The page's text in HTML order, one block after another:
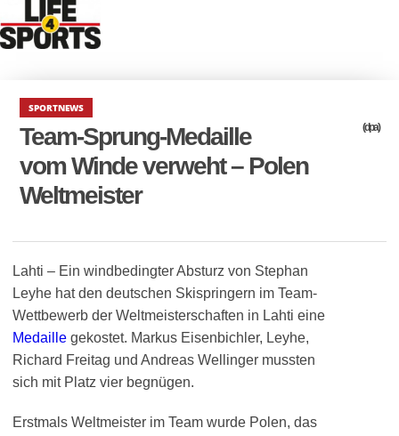
SPORTNEWS
Team-Sprung-Medaille
vom Winde verweht – Polen
Weltmeister
(dpa)
Lahti – Ein windbedingter Absturz von Stephan
Leyhe hat den deutschen Skispringern im Team-
Wettbewerb der Weltmeisterschaften in Lahti eine
Medaille gekostet. Markus Eisenbichler, Leyhe,
Richard Freitag und Andreas Wellinger mussten
sich mit Platz vier begnügen.
Erstmals Weltmeister im Team wurde Polen, das